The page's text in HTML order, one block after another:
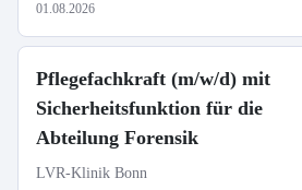
01.08.2026
Pflegefachkraft (m/w/d) mit
Sicherheitsfunktion für die
Abteilung Forensik
LVR-Klinik Bonn